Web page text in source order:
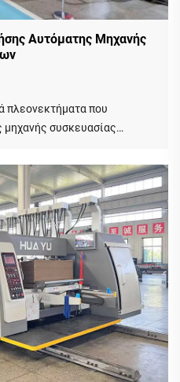
Αυτόματης Μηχανής
πλεονεκτήματα που
συσκευασίας
θα εξερευνήσουμε τα
στον τομέα του
πώς μια αυτόματη
μπορεί να
σας,
αυξημένη
παραγωγικότητα.